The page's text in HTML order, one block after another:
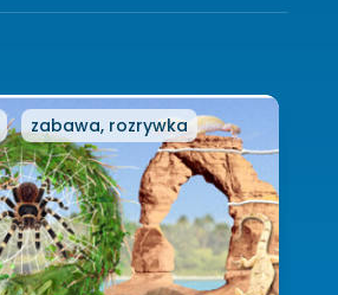
zabawa, rozrywka